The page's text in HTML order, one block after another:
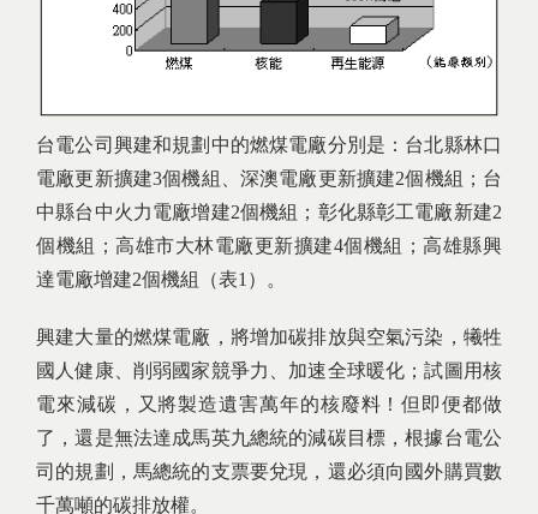
台電公司興建和規劃中的燃煤電廠分別是：台北縣林口
電廠更新擴建3個機組、深澳電廠更新擴建2個機組；台
中縣台中火力電廠增建2個機組；彰化縣彰工電廠新建2
個機組；高雄市大林電廠更新擴建4個機組；高雄縣興
達電廠增建2個機組（表1）。
興建大量的燃煤電廠，將增加碳排放與空氣污染，犧牲
國人健康、削弱國家競爭力、加速全球暖化；試圖用核
電來減碳，又將製造遺害萬年的核廢料！但即便都做
了，還是無法達成馬英九總統的減碳目標，根據台電公
司的規劃，馬總統的支票要兌現，還必須向國外購買數
千萬噸的碳排放權。